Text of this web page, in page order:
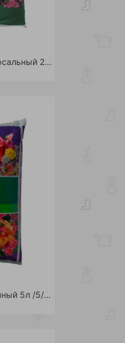
Грунт АГРОНОМ универсальный 20л /135
Грунт АГРОНОМ цветочный 5л /5/420/440